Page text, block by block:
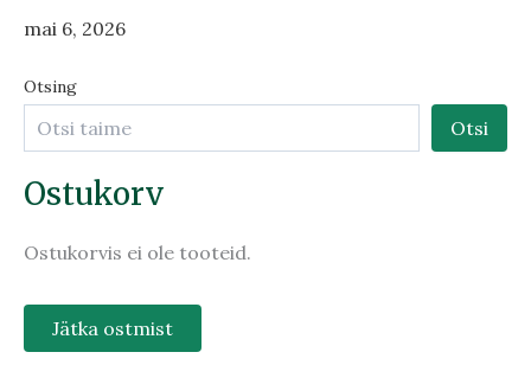
mai 6, 2026
Otsing
Otsi
Ostukorv
Ostukorvis ei ole tooteid.
Jätka ostmist